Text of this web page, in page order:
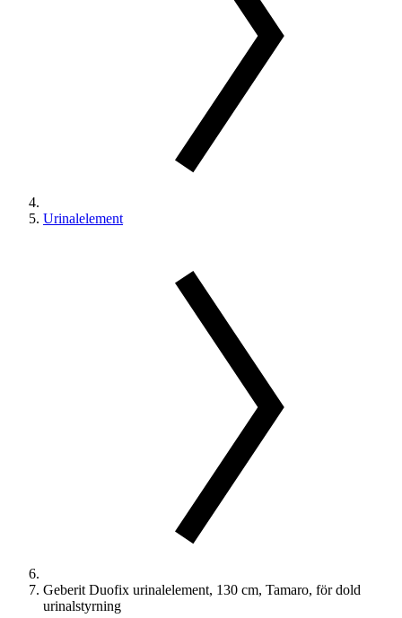
Urinalelement
Geberit Duofix urinalelement, 130 cm, Tamaro, för dold
urinalstyrning